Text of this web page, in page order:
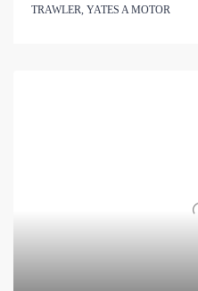
TRAWLER, YATES A MOTOR